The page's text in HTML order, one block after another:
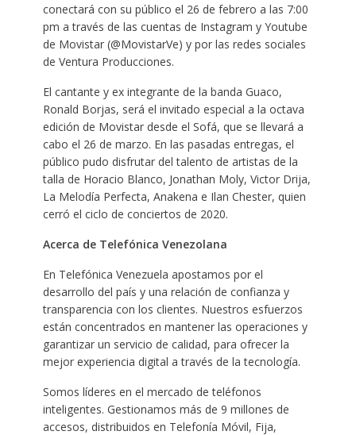
conectará con su público el 26 de febrero a las 7:00
pm a través de las cuentas de Instagram y Youtube
de Movistar (@MovistarVe) y por las redes sociales
de Ventura Producciones.
El cantante y ex integrante de la banda Guaco,
Ronald Borjas, será el invitado especial a la octava
edición de Movistar desde el Sofá, que se llevará a
cabo el 26 de marzo. En las pasadas entregas, el
público pudo disfrutar del talento de artistas de la
talla de Horacio Blanco, Jonathan Moly, Victor Drija,
La Melodía Perfecta, Anakena e Ilan Chester, quien
cerró el ciclo de conciertos de 2020.
Acerca de Telefónica Venezolana
En Telefónica Venezuela apostamos por el
desarrollo del país y una relación de confianza y
transparencia con los clientes. Nuestros esfuerzos
están concentrados en mantener las operaciones y
garantizar un servicio de calidad, para ofrecer la
mejor experiencia digital a través de la tecnología.
Somos líderes en el mercado de teléfonos
inteligentes. Gestionamos más de 9 millones de
accesos, distribuidos en Telefonía Móvil, Fija,